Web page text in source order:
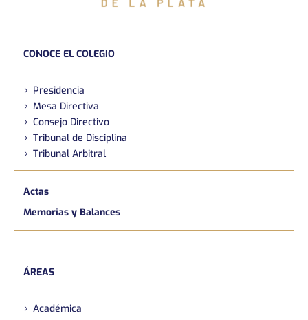
CONOCE EL COLEGIO
Presidencia
Mesa Directiva
Consejo Directivo
Tribunal de Disciplina
Tribunal Arbitral
Actas
Memorias y Balances
ÁREAS
Académica